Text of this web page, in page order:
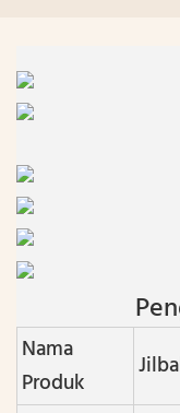
Nama
Produk